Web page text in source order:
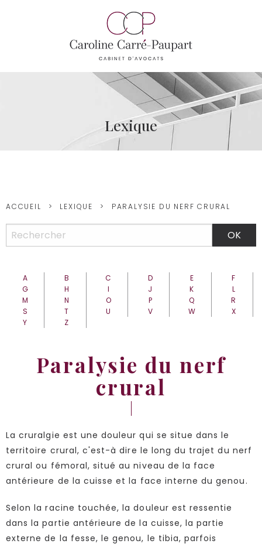
Lexique
ACCUEIL LEXIQUE PARALYSIE DU NERF CRURAL
A B C D E
F
G
H I J K
L
M
N O P Q
R
S
T U V W
X
Y
Z
Paralysie du nerf
crural
La cruralgie est une douleur qui se situe dans le
territoire crural, c'est-à dire le long du trajet du nerf
crural ou fémoral, situé au niveau de la face
antérieure de la cuisse et la face interne du genou.
Selon la racine touchée, la douleur est ressentie
dans la partie antérieure de la cuisse, la partie
externe de la fesse, le genou, le tibia, parfois